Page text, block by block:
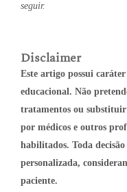
seguir.
Disclaimer
Este artigo possui
educacional. Não
tratamentos ou
por médicos e outros
habilitados. Toda
personalizada,
paciente.